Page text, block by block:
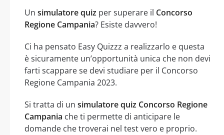
Un simulatore quiz per superare il Concorso
Regione Campania? Esiste davvero!
Ci ha pensato Easy Quizzz a realizzarlo e questa
è sicuramente un’opportunità unica che non devi
farti scappare se devi studiare per il Concorso
Regione Campania 2023.
Si tratta di un simulatore quiz Concorso Regione
Campania che ti permette di anticipare le
domande che troverai nel test vero e proprio.